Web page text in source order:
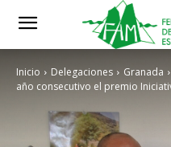
Inicio Delegaciones Granada
año consecutivo el premio